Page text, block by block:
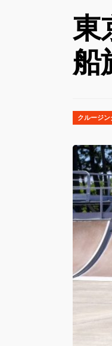
東
船
クルージン